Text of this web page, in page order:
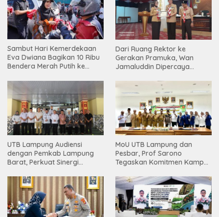
Sambut Hari Kemerdekaan
Eva Dwiana Bagikan 10 Ribu
Bendera Merah Putih ke
Dari Ruang Rektor ke
Gerakan Pramuka, Wan
Jamaluddin Dipercaya
UTB Lampung Audiensi
dengan Pemkab Lampung
Barat, Perkuat Sinergi
Tinggi
MoU UTB Lampung dan
Pesbar, Prof Sarono
Tegaskan Komitmen Kampus
Masyarakat